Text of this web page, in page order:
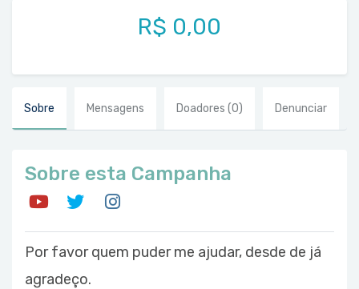
R$ 0,00
Sobre Mensagens Doadores (0) Denunciar
Sobre esta Campanha
Por favor quem puder me ajudar, desde de já
agradeço.